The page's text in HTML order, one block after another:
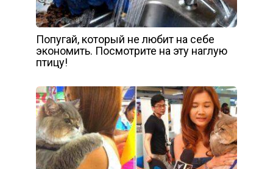
Попугай, который не любит на себе
экономить. Посмотрите на эту наглую
птицу!